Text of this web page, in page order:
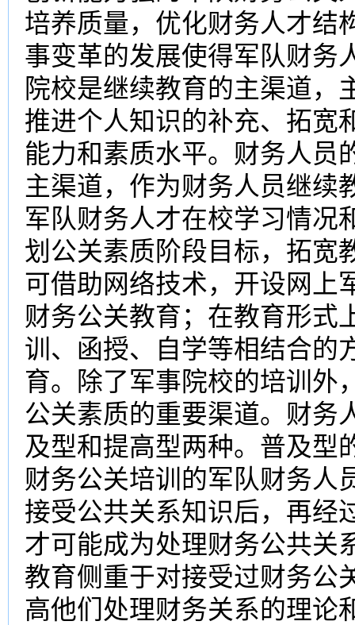
培养质量，优化财务人才结
事变革的发展使得军队财务
院校是继续教育的主渠道，
推进个人知识的补充、拓宽
能力和素质水平。财务人员
主渠道，作为财务人员继续
军队财务人才在校学习情况
划公关素质阶段目标，拓宽
可借助网络技术，开设网上
财务公关教育；在教育形式
训、函授、自学等相结合的
育。除了军事院校的培训外
公关素质的重要渠道。财务
及型和提高型两种。普及型
财务公关培训的军队财务人
接受公共关系知识后，再经
才可能成为处理财务公共关
教育侧重于对接受过财务公
高他们处理财务关系的理论